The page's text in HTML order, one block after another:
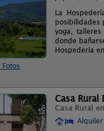
Fotos
La
posibilidades
yoga,
donde
Hospedería
Casa Rural
Casa Rural